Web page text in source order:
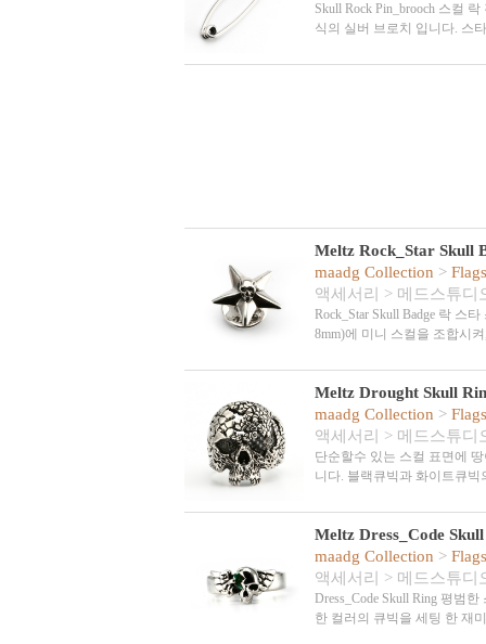
Skull Rock Pin_brooch 스컬
식의 실버 브로치 입니다. 스
Meltz Rock_Star Skull
maadg Collection >
액세서리
> 메드스튜디
Rock_Star Skull Badge 락 스
8mm)에 미니 스컬을 조합시
Meltz Drought Skull
maadg Collection >
액세서리
> 메드스튜디
단순할수 있는 스컬 표면에
니다. 블랙큐빅과 화이트큐
Meltz Dress_Code
maadg Collection >
액세서리
> 메드스튜디
Dress_Code Skull Ring 평범
한 컬러의 큐빅을 세팅 한 재